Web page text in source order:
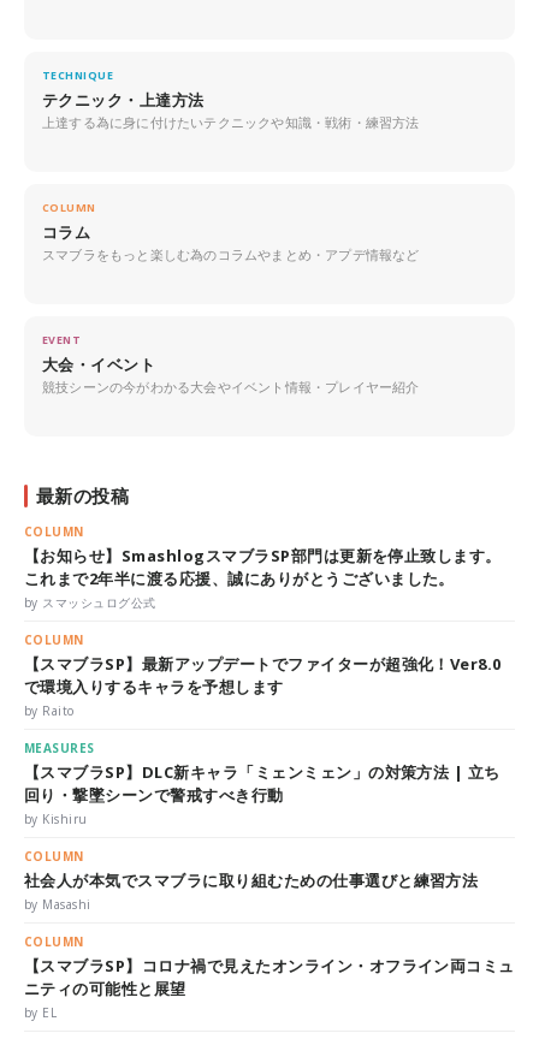
TECHNIQUE
テクニック・上達方法
上達する為に身に付けたいテクニックや知識・戦術・練習方法
COLUMN
コラム
スマブラをもっと楽しむ為のコラムやまとめ・アプデ情報など
EVENT
大会・イベント
競技シーンの今がわかる大会やイベント情報・プレイヤー紹介
最新の投稿
COLUMN
【お知らせ】SmashlogスマブラSP部門は更新を停止致します。
これまで2年半に渡る応援、誠にありがとうございました。
by スマッシュログ公式
COLUMN
【スマブラSP】最新アップデートでファイターが超強化！Ver8.0
で環境入りするキャラを予想します
by Raito
MEASURES
【スマブラSP】DLC新キャラ「ミェンミェン」の対策方法 | 立ち
回り・撃墜シーンで警戒すべき行動
by Kishiru
COLUMN
社会人が本気でスマブラに取り組むための仕事選びと練習方法
by Masashi
COLUMN
【スマブラSP】コロナ禍で見えたオンライン・オフライン両コミュ
ニティの可能性と展望
by EL